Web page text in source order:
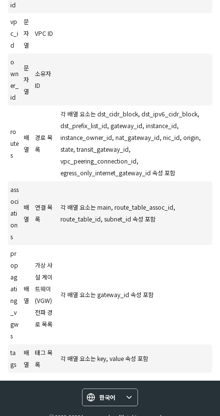
id
vp
c_i
d
문
자
열
VPC ID
o
wn
er_
id
문
자
열
소유자
ID
ro
ute
s
배
열
경로 목
록
각 배열 요소는 dst_cidr_block, dst_ipv6_cidr_block,
dst_prefix_list_id, gateway_id, instance_id,
instance_owner_id, nat_gateway_id, nic_id, origin,
state, transit_gateway_id,
vpc_peering_connection_id,
egress_only_internet_gateway_id 속성 포함
ass
oci
ati
on
s
배
열
연결 목
록
각 배열 요소는 main, route_table_assoc_id,
route_table_id, subnet_id 속성 포함
pr
op
ag
ati
ng
_v
gw
s
배
열
가상 사
설 게이
트웨이
(VGW)
전파 경
로 목록
각 배열 요소는 gateway_id 속성 포함
ta
gs
배
열
태그 목
록
각 배열 요소는 key, value 속성 포함
한국어